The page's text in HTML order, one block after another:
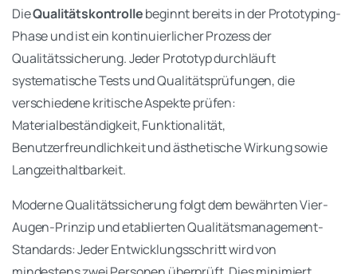
DieQualitätskontrollebeginnt bereits in der Prototyping-
Phase und ist ein kontinuierlicher Prozess der
Qualitätssicherung. Jeder Prototyp durchläuft
systematische Tests und Qualitätsprüfungen, die
verschiedene kritische Aspekte prüfen:
Materialbeständigkeit, Funktionalität,
Benutzerfreundlichkeit und ästhetische Wirkung sowie
Langzeithaltbarkeit.
Moderne Qualitätssicherung folgt dem bewährten Vier-
Augen-Prinzip und etablierten Qualitätsmanagement-
Standards: Jeder Entwicklungsschritt wird von